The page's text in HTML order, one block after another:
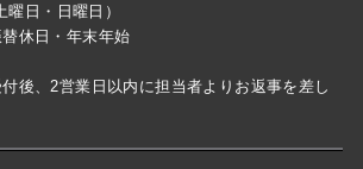
日・日曜日）
休日・年末年始
後、2営業日以内に担当者よりお返事を差し